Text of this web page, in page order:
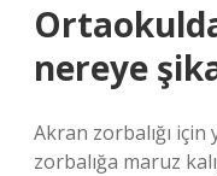
nereye
Akran zorbalığı için
zorbalığa maruz